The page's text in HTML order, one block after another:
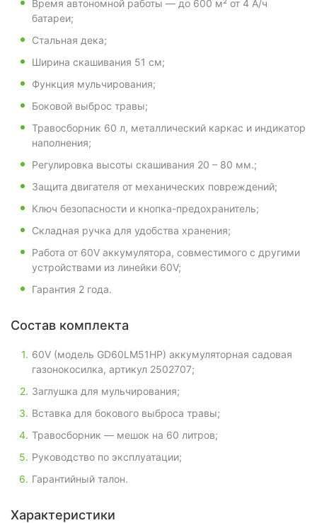
Время автономной работы — до 600 м² от 4 А/ч
батареи;
Стальная дека;
Ширина скашивания 51 см;
Функция мульчирования;
Боковой выброс травы;
Травосборник 60 л, металлический каркас и индикатор
наполнения;
Регулировка высоты скашивания 20 – 80 мм.;
Защита двигателя от механических повреждений;
Ключ безопасности и кнопка-предохранитель;
Складная ручка для удобства хранения;
Работа от 60V аккумулятора, совместимого с другими
устройствами из линейки 60V;
Гарантия 2 года.
Состав комплекта
60V (модель GD60LM51HP) аккумуляторная садовая
газонокосилка, артикул 2502707;
Заглушка для мульчирования;
Вставка для бокового выброса травы;
Травосборник — мешок на 60 литров;
Руководство по эксплуатации;
Гарантийный талон.
Характеристики